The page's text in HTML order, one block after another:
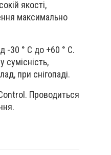
якості,
максимально
-30 ° С до +60 ° С.
сумісність,
при снігопаді.
Проводиться